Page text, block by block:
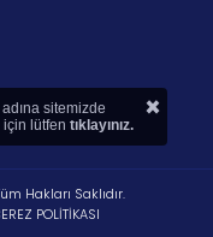
Hakları Saklıdır.
POLİTİKASI
sitemizde
için lütfen tıklayınız. ×